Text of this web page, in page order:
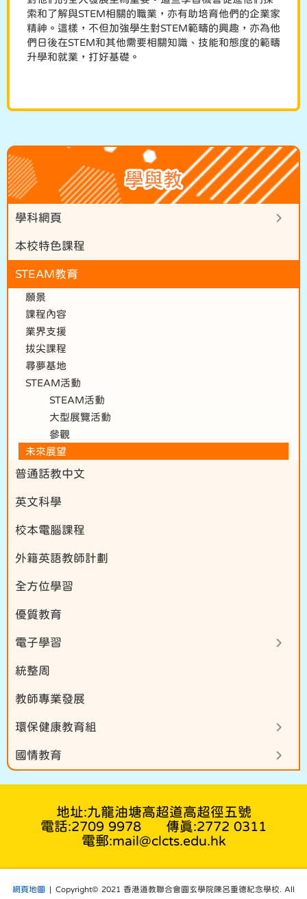
索和了解與STEM相關的職業，亦有助培育他們的企業家
精神。這樣，不但加強學生對STEM範疇的興趣，亦為他
們日後在STEM和其他需要相關知識、技能和態度的範疇
升學和就業，打好基礎。
學與教
學科網頁
本校特色課程
STEAM教育
願景
課程內容
業界支援
拔尖課程
尋夢基地
STEAM活動
STEAM活動
大型展覽活動
參觀
未來展望
普通話教中文
英文科學
校本電腦課程
外籍英語教師計劃
全方位學習
優質教育
電子學習
統整周
教師專業發展
環保健康教育組
國情教育
地址:九龍油塘高超道高超徑五號
電話:2709 9978
傳真:2772 0311
電郵:mail@clcts.edu.hk
網頁地圖 | Copyright© 2021 香港道教聯合會圓玄學院陳呂重德紀念學校. All